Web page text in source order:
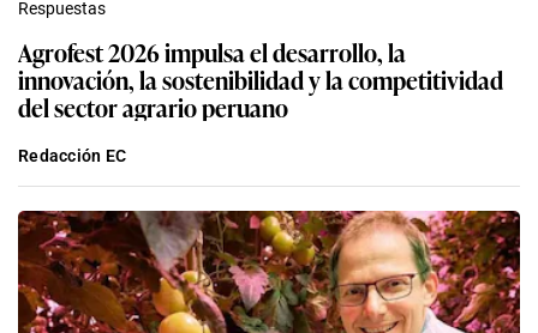
Respuestas
Agrofest 2026 impulsa el desarrollo, la
innovación, la sostenibilidad y la competitividad
del sector agrario peruano
Redacción EC